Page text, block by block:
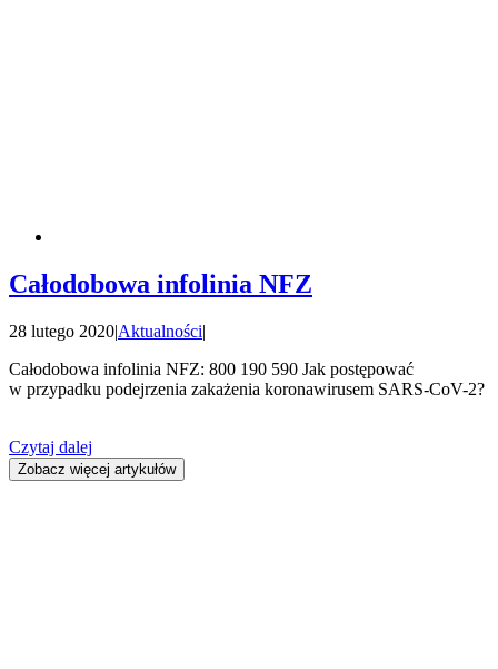
Całodobowa infolinia NFZ
28 lutego 2020|Aktualności|
Całodobowa infolinia NFZ: 800 190 590 Jak postępować
w przypadku podejrzenia zakażenia koronawirusem SARS-CoV-2?
Czytaj dalej
Zobacz więcej artykułów